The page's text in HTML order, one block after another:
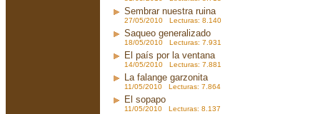
Sembrar nuestra ruina
27/05/2010 Lecturas: 8.140
Saqueo generalizado
18/05/2010 Lecturas: 7.931
El país por la ventana
14/05/2010 Lecturas: 7.881
La falange garzonita
11/05/2010 Lecturas: 7.864
El sopapo
11/05/2010 Lecturas: 8.137